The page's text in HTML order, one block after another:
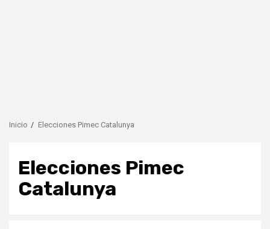
Inicio Elecciones Pimec Catalunya
Elecciones Pimec
Catalunya